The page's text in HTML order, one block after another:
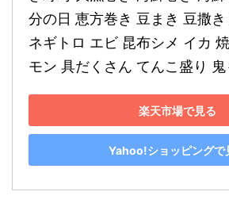
分の日 恵方巻き 豆まき 豆撒
ネギトロ エビ 昆布シメ イカ
モン 具だくさん てんこ盛り 鬼
楽天市場で見る
Yahoo!ショッピングで